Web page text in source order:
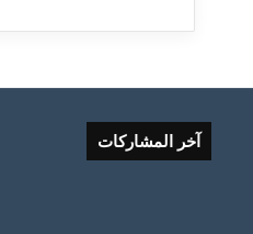
آخر المشاركات